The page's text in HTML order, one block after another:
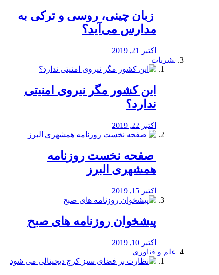
️ زبان چینی، روسی و ترکی به
مدارس می‌آید؟
اکتبر 21, 2019
نشریات
این کشور مگر نیروی امنیتی
ندارد؟
اکتبر 22, 2019
️ صفحه نخست روزنامه‌
همشهری البرز
اکتبر 15, 2019
پیشخوان روزنامه های صبح
اکتبر 10, 2019
علم و فناوری